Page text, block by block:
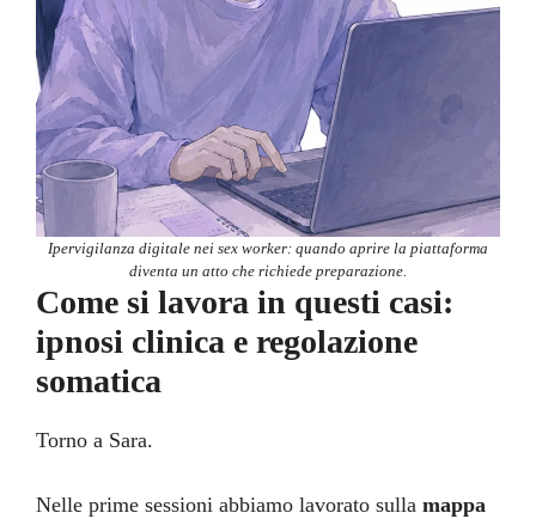
Ipervigilanza digitale nei sex worker: quando aprire la piattaforma
diventa un atto che richiede preparazione.
Come si lavora in questi casi:
ipnosi clinica e regolazione
somatica
Torno a Sara.
Nelle prime sessioni abbiamo lavorato sulla mappa